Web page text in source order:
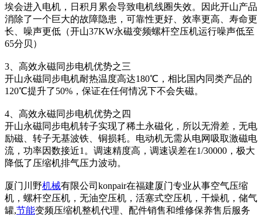
埃会进入电机，日积月累会导致电机线圈失效。因此开山产品
消除了一个巨大的故障隐患，可靠性更好、效率更高、寿命更
长、噪声更低（开山37KW永磁变频螺杆空压机运行噪声低至
65分贝）
3、高效永磁同步电机优势之三
开山永磁同步电机耐热温度高达180℃，相比国内同类产品的
120℃提升了50%，保证在任何情况下不会失磁。
4、高效永磁同步电机优势之四
开山永磁同步电机转子实现了稀土永磁化，所以无滑差，无电
励磁、转子无基波铁、铜损耗。电动机无需从电网吸取激磁电
流，功率因数接近1。调速精度高，调速误差在1/30000，极大
降低了压缩机排气压力波动。
厦门川野机械有限公司konpair在福建厦门专业从事空气压缩
机，螺杆空压机，无油空压机，活塞式空压机，干燥机，储气
罐,节能变频压缩机整机代理、配件销售和维修保养售后服务